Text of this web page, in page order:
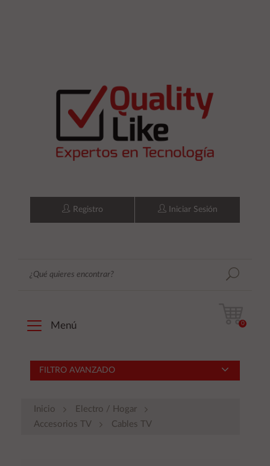
Registro Iniciar Sesión
Menú 0
FILTRO AVANZADO
Inicio
Electro / Hogar
Accesorios TV
Cables TV